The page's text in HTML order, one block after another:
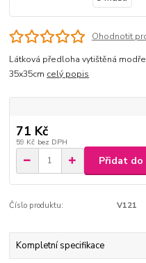
Ohodnotit
Látková předloha vytištěná
35x35cm celý popis
71 Kč
59 Kč bez DPH
Přidat do
Číslo produktu: V121
Kompletní specifikace